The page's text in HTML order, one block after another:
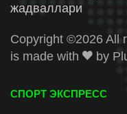
жадваллари
Copyright ©2026 All
is made with
by
СПОРТ ЭКСПРЕСС